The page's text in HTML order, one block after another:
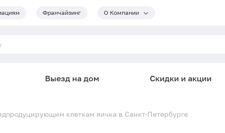
Франчайзинг О Компании
Выезд на дом Скидки и акции
клеткам яичка в Санкт-Петербурге